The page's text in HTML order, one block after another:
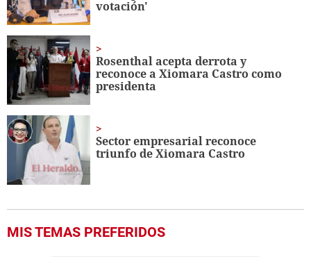
votación'
Rosenthal acepta derrota y
reconoce a Xiomara Castro como
presidenta
Sector empresarial reconoce
triunfo de Xiomara Castro
MIS TEMAS PREFERIDOS